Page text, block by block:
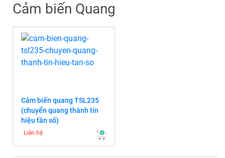
Cảm biến Quang
Cảm biến quang TSL235
(chuyển quang thành tín
hiệu tần số)
Liên hệ